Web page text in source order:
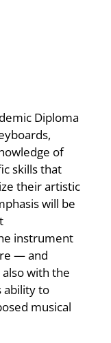
Diploma
of
skills that
their artistic
will be
instrument
— and
with the
ability to
musical